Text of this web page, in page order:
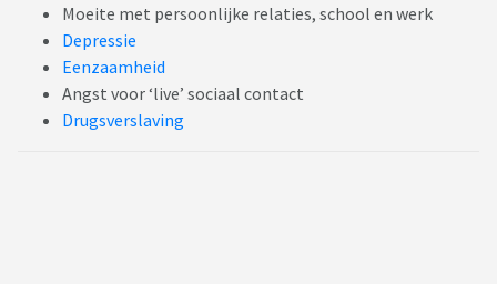
Moeite met persoonlijke relaties, school en werk
Depressie
Eenzaamheid
Angst voor ‘live’ sociaal contact
Drugsverslaving